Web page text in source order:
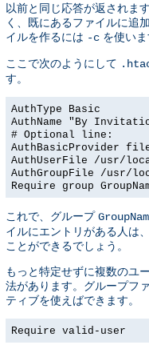
以前と同じ応答が返されま
く、既にあるファイルに追
イルを作るには -c を使い
ここで次のようにして
す。
AuthType Basic
AuthName "By
# Optional line:
AuthBasicProvider
AuthUserFile /usr/
AuthGroupFile /usr/
Require group
これで、グループ
イルにエントリがある人は
ことができるでしょう。
もっと特定せずに複数のユ
法があります。グループフ
ティブを使えばできます。
Require valid-user